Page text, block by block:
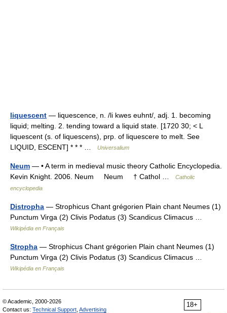
liquescent — liquescence, n. /li kwes euhnt/, adj. 1. becoming
liquid; melting. 2. tending toward a liquid state. [1720 30; < L
liquescent (s. of liquescens), prp. of liquescere to melt. See
LIQUID, ESCENT] * * * …
Universalium
Neum — • A term in medieval music theory Catholic Encyclopedia.
Kevin Knight. 2006. Neum Neum † Cathol …
Catholic
encyclopedia
Distropha — Strophicus Chant grégorien Plain chant Neumes (1)
Punctum Virga (2) Clivis Podatus (3) Scandicus Climacus …
Wikipédia en Français
Stropha — Strophicus Chant grégorien Plain chant Neumes (1)
Punctum Virga (2) Clivis Podatus (3) Scandicus Climacus …
Wikipédia en Français
18+
© Academic, 2000-2026
Contact us: Technical Support Advertising